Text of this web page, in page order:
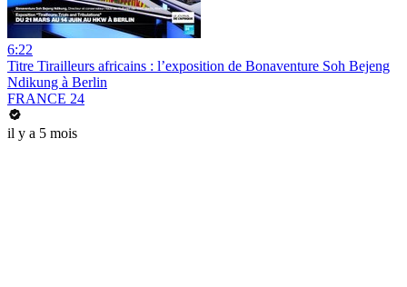
6:22
Titre Tirailleurs africains : l’exposition de Bonaventure Soh Bejeng
Ndikung à Berlin
FRANCE 24
il y a 5 mois